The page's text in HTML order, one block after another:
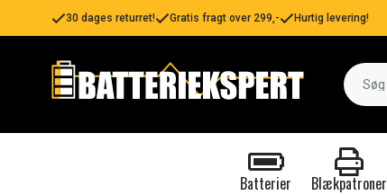
30 dages returret! Gratis fragt over 299,- Hurtig levering!
Batterier Blækpatroner